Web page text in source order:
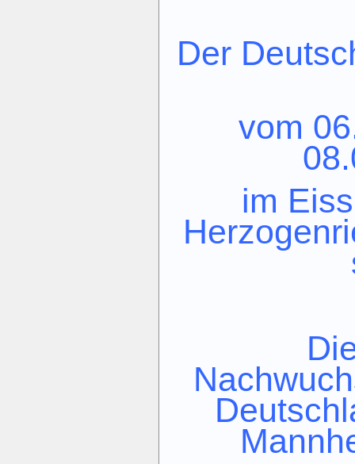
Der
vom
im